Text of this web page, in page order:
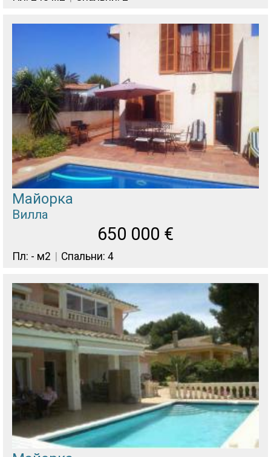
Майорка
Вилла
650 000 €
Пл: - м2 Спальни: 4